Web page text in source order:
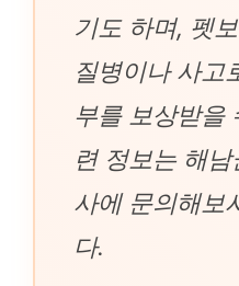
기도 하며, 펫
질병이나 사고
부를 보상받을
련 정보는 해
사에 문의해보
다.